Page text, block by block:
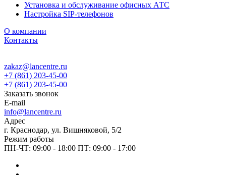
Установка и обслуживание офисных АТС
Настройка SIP-телефонов
О компании
Контакты
zakaz@lancentre.ru
+7 (861) 203-45-00
+7 (861) 203-45-00
Заказать звонок
E-mail
info@lancentre.ru
Адрес
г. Краснодар, ул. Вишняковой, 5/2
Режим работы
ПН-ЧТ: 09:00 - 18:00 ПТ: 09:00 - 17:00